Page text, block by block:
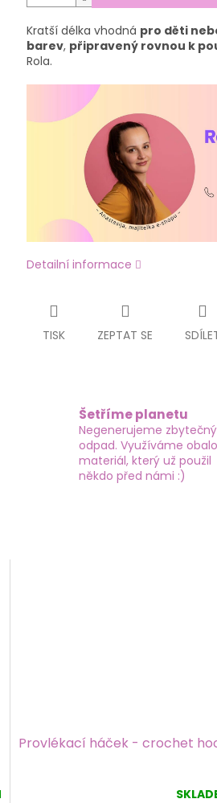
Kratší délka vhodná pro děti
barev, připravený rovnou k
Rola.
Detailní informace
TISK ZEPTAT SE
Šetříme planetu
Negenerujeme zbytečný
odpad. Využíváme
materiál, který už použil
někdo před námi :)
Provlékací háček - crochet